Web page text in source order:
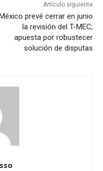
Artículo siguiente
prevé cerrar en junio
la revisión del T-MEC;
apuesta por robustecer
solución de disputas